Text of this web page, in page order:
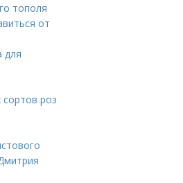
тополя
от
для
роз